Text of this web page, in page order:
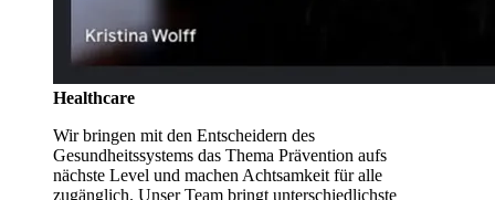
Healthcare
Wir bringen mit den Entscheidern des
Gesundheitssystems das Thema Prävention aufs
nächste Level und machen Achtsamkeit für alle
zugänglich. Unser Team bringt unterschiedlichste